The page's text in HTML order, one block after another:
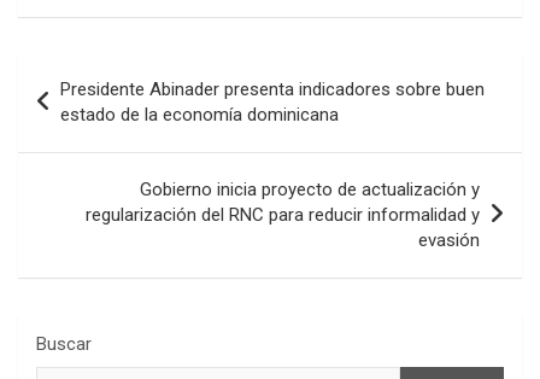
de
entradas
Presidente Abinader presenta indicadores sobre buen
estado de la economía dominicana
Gobierno inicia proyecto de actualización y
regularización del RNC para reducir informalidad y
evasión
Buscar